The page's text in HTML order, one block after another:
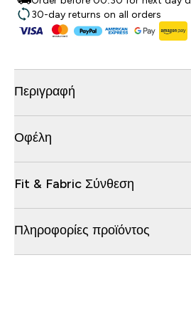
30-day returns on all orders
Περιγραφή
Οφέλη
Fit & Fabric Σύνθεση
Πληροφορίες προϊόντος